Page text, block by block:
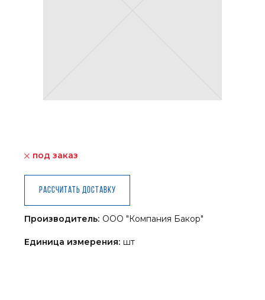
под заказ
Рассчитать доставку
Производитель: ООО "Компания Бакор"
Единица измерения: шт